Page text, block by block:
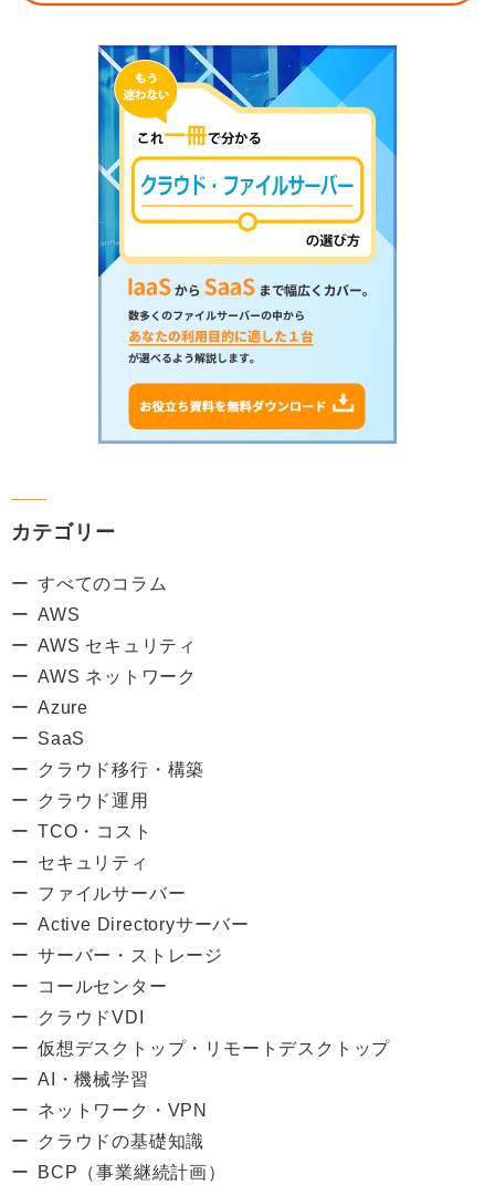
カテゴリー
すべてのコラム
AWS
AWS セキュリティ
AWS ネットワーク
Azure
SaaS
クラウド移行・構築
クラウド運用
TCO・コスト
セキュリティ
ファイルサーバー
Active Directoryサーバー
サーバー・ストレージ
コールセンター
クラウドVDI
仮想デスクトップ・リモートデスクトップ
AI・機械学習
ネットワーク・VPN
クラウドの基礎知識
BCP（事業継続計画）